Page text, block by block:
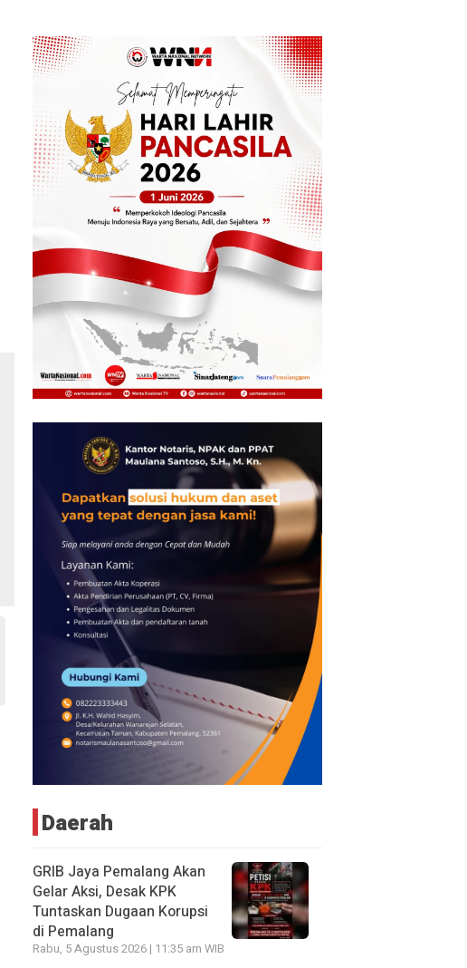
Daerah
GRIB Jaya Pemalang Akan
Gelar Aksi, Desak KPK
Tuntaskan Dugaan Korupsi
di Pemalang
Rabu, 5 Agustus 2026 | 11:35 am WIB